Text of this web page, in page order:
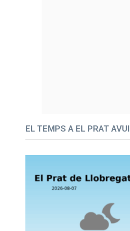
EL TEMPS A EL PRAT AVUI